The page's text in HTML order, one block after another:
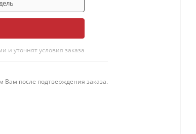
и уточнят условия заказа
Вам после подтверждения заказа.